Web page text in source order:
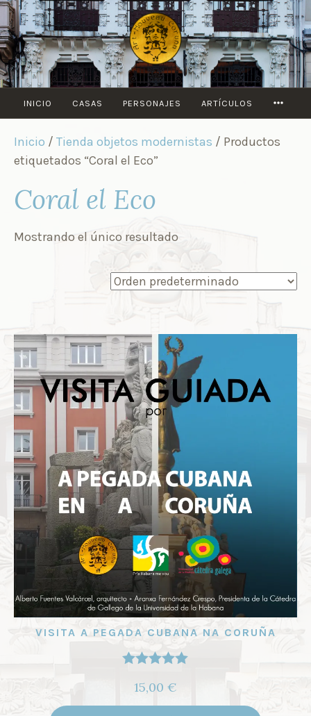
Saltar
al
contenido
INICIO CASAS PERSONAJES ARTÍCULOS
Inicio / Tienda objetos modernistas / Productos
etiquetados “Coral el Eco”
Coral el Eco
Mostrando el único resultado
VISITA A PEGADA CUBANA NA CORUÑA
con5.00
15,00 €